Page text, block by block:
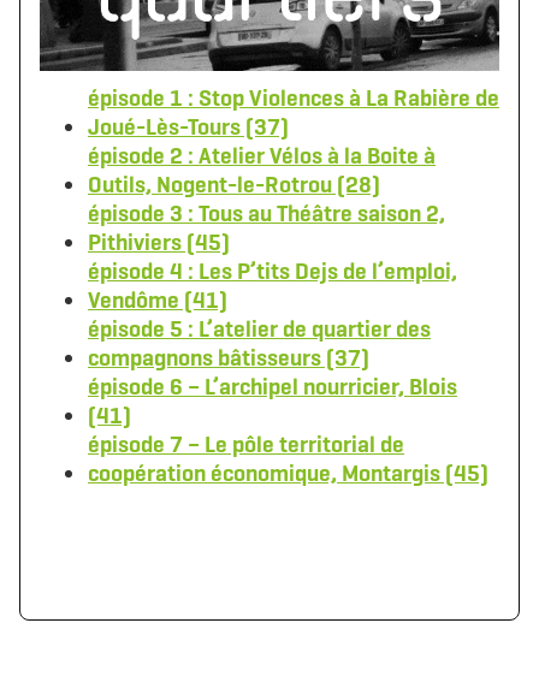
(format .svg)
(format .zip)
épisode 1 : Stop Violences à La Rabière de
Joué-Lès-Tours (37)
épisode 2 : Atelier Vélos à la Boite à
Outils, Nogent-le-Rotrou (28)
épisode 3 : Tous au Théâtre saison 2,
Pithiviers (45)
épisode 4 : Les P’tits Dejs de l’emploi,
Vendôme (41)
épisode 5 : L’atelier de quartier des
compagnons bâtisseurs (37)
épisode 6 – L’archipel nourricier, Blois
(41)
épisode 7 – Le pôle territorial de
coopération économique, Montargis (45)